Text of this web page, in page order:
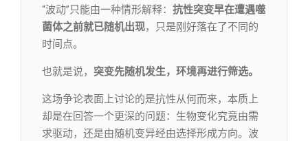
“波动”只能由一种情形解释： 抗性突变早在遭遇噬
菌体之前就已随机出现，只是刚好落在了不同的
时间点。
也就是说， 突变先随机发生，环境再进行筛选。
这场争论表面上讨论的是抗性从何而来，本质上
却是在回答一个更深的问题：生物变化究竟由需
求驱动，还是由随机变异经由选择形成方向。波